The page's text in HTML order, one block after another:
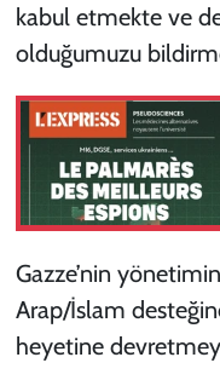
kabul etmekte ve
olduğumuzu
Gazze’nin
Arap/İslam
heyetine